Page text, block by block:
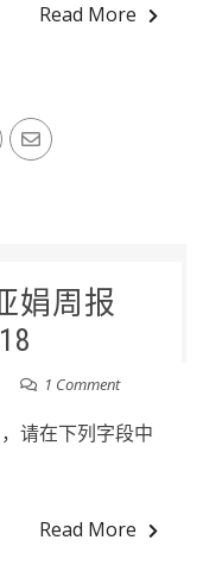
Read More
娟周报
1 Comment
请在下列字段中
Read More